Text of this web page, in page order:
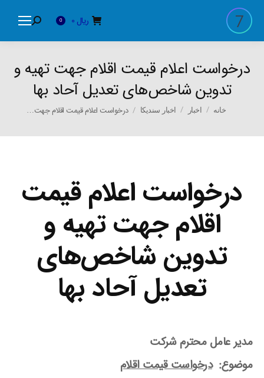
ریال 0
Search:
درخواست اعلام قیمت اقلام جهت تهیه و
تدوین شاخص‌های تعدیل آحاد بها
You are here:
خانه اخبار اخبار سندیکا درخواست اعلام قیمت اقلام جهت…
درخواست اعلام قیمت
اقلام جهت تهیه و
تدوین شاخص‌های
تعدیل آحاد بها
مدیر عامل محترم شرکت
موضوع:درخواست قیمت اقلام